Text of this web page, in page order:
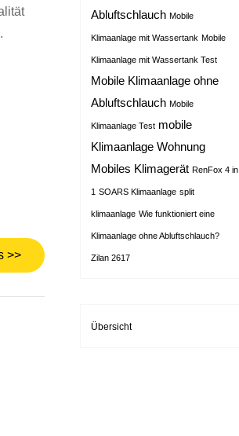
>>
Abluftschlauch Mobile
Klimaanlage mit Wassertank Mobile
Klimaanlage mit Wassertank Test
Mobile Klimaanlage ohne
Abluftschlauch Mobile
Klimaanlage Test mobile
Klimaanlage Wohnung
Mobiles Klimagerät RenFox 4 in
1 SOARS Klimaanlage split
klimaanlage Wie funktioniert eine
Klimaanlage ohne Abluftschlauch?
Zilan 2617
Übersicht